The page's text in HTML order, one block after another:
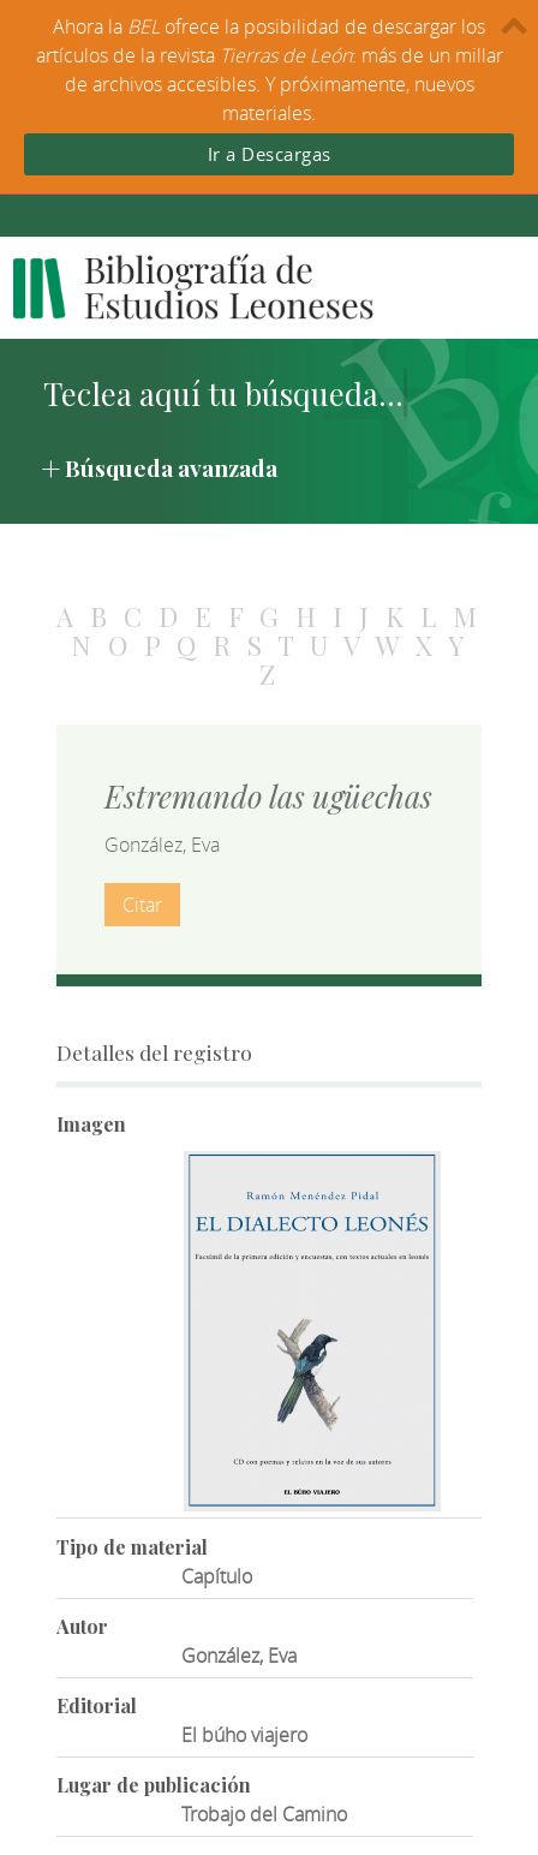
Búsqueda avanzada
A B C D E F G H I J K L M
N O P Q R S T U V W X Y
Z
Estremando las ugüechas
González, Eva
Citar
Detalles del registro
Imagen
Tipo de material
Capítulo
Autor
González, Eva
Editorial
El búho viajero
Lugar de publicación
Trobajo del Camino
Ahora la BEL ofrece la posibilidad de descargar los
artículos de la revista Tierras de León: más de un millar
de archivos accesibles. Y próximamente, nuevos
materiales.
Ir a Descargas